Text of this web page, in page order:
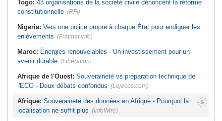
Togo: 43 organisations de la société civile dénoncent la réforme
constitutionnelle (RFI)
Nigeria: Vers une police propre à chaque État pour endiguer les
enlèvements (Fratmat.info)
Maroc: Énergies renouvelables - Un investissement pour un
avenir durable (Libération)
Afrique de l'Ouest: Souveraineté vs préparation technique de
l'ECO - Deux débats confondus (Lejecos.com)
Afrique: Souveraineté des données en Afrique - Pourquoi la
localisation ne suffit plus (InfoWire)